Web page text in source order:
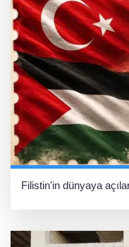
Filistin'in dünyaya